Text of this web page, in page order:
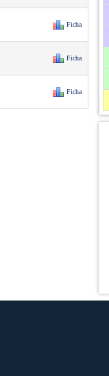
Ficha
Ficha
Ficha